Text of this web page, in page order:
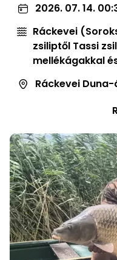
2026. 07. 14.
Ráckevei
zsiliptől Tassi
mellékágakkal
Ráckevei